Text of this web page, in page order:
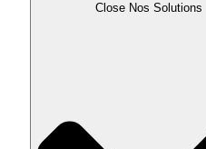
Close Nos Solutions